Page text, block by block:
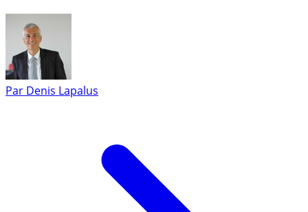
Par Denis Lapalus